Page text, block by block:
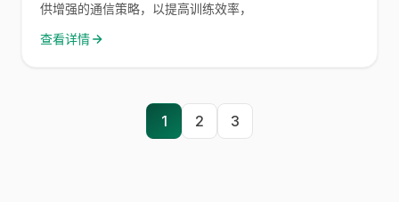
供增强的通信策略，以提高训练效率，
查看详情
1 2 3